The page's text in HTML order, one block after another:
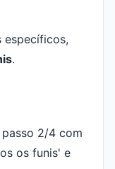
específicos,
.